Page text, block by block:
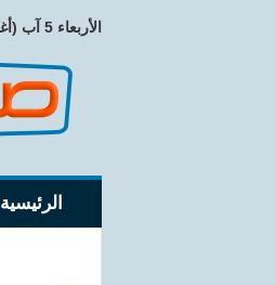
الأربعاء 5 آب (أغسطس) 2026
الرئيسية